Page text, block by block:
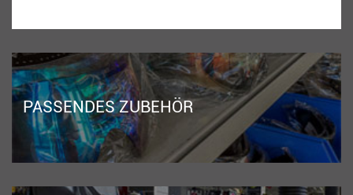
PASSENDES ZUBEHÖR